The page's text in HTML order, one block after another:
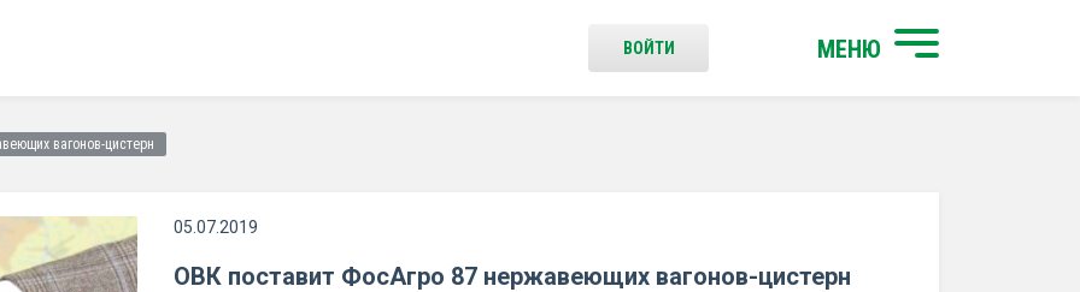
МЕНЮ
ВОЙТИ
вагонов-цистерн
05.07.2019
ОВК поставит ФосАгро 87 нержавеющих вагонов-цистерн